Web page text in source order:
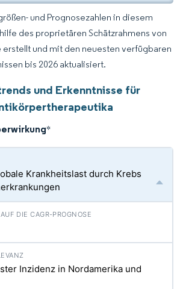
und Prognosezahlen in diesem
des proprietären Schätzrahmens von
und mit den neuesten verfügbaren
bis 2026 aktualisiert.
und Erkenntnisse für
*
Krankheitslast durch Krebs
Inzidenz in Nordamerika und